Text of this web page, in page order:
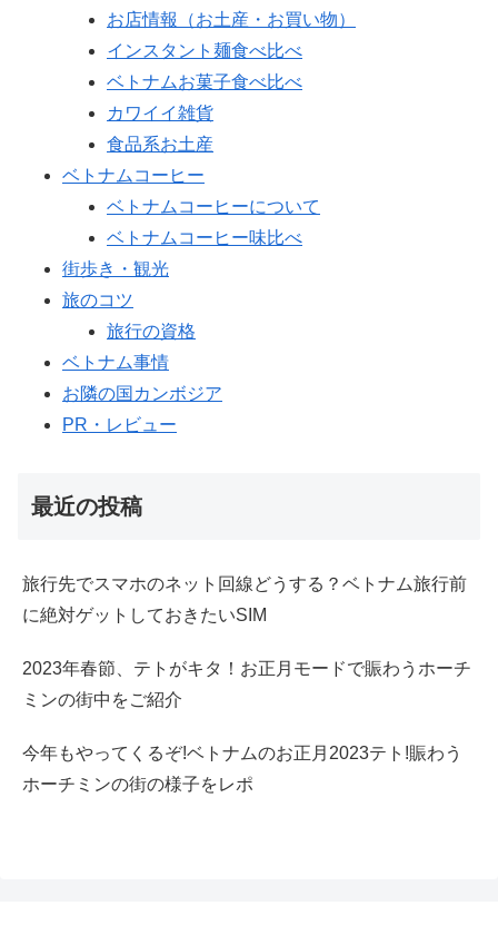
お店情報（お土産・お買い物）
インスタント麺食べ比べ
ベトナムお菓子食べ比べ
カワイイ雑貨
食品系お土産
ベトナムコーヒー
ベトナムコーヒーについて
ベトナムコーヒー味比べ
街歩き・観光
旅のコツ
旅行の資格
ベトナム事情
お隣の国カンボジア
PR・レビュー
最近の投稿
旅行先でスマホのネット回線どうする？ベトナム旅行前
に絶対ゲットしておきたいSIM
2023年春節、テトがキタ！お正月モードで賑わうホーチ
ミンの街中をご紹介
今年もやってくるぞ!ベトナムのお正月2023テト!賑わう
ホーチミンの街の様子をレポ